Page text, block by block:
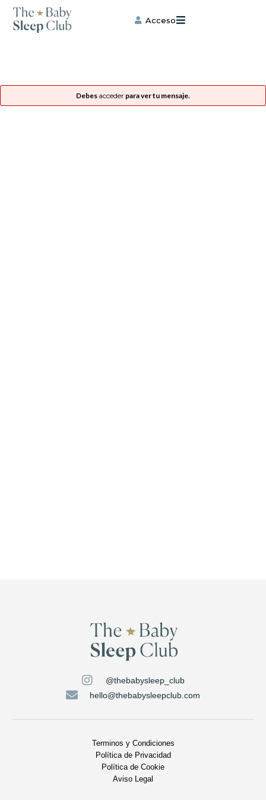
contenido
Acceso
Debes acceder para ver tu mensaje.
@thebabysleep_club
hello@thebabysleepclub.com
Terminos y Condiciones
Política de Privacidad
Política de Cookie
Aviso Legal